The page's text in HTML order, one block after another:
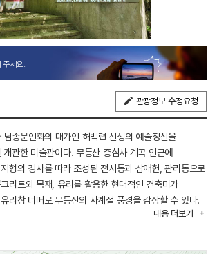
세요.
관광정보 수정요청
남종문인화의 대가인 허백련 선생의 예술정신을
관한 미술관이다. 무등산 증심사 계곡 인근에
형의 경사를 따라 조성된 전시동과 삼애헌, 관리동으로
리트와 목재, 유리를 활용한 현대적인 건축미가
리창 너머로 무등산의 사계절 풍경을 감상할 수 있다.
련의 작품 세계와 남도 한국화의 전통을 조명하는
과 관람객에게 문화 예술 향유의 기회를 제공하고 있다.
내용 더보기